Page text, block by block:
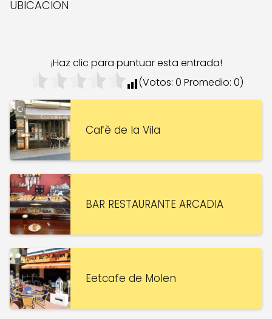
UBICACION
¡Haz clic para puntuar esta entrada!
(Votos: 0 Promedio: 0)
Cafè de la Vila
BAR RESTAURANTE ARCADIA
Eetcafe de Molen